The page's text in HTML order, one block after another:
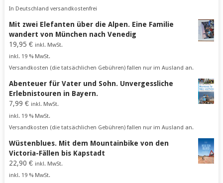
In Deutschland versandkostenfrei
Mit zwei Elefanten über die Alpen. Eine Familie
wandert von München nach Venedig
19,95 € inkl. MwSt.
inkl. 19 % MwSt.
Versandkosten (die tatsächlichen Gebühren) fallen nur im Ausland an.
Abenteuer für Vater und Sohn. Unvergessliche
Erlebnistouren in Bayern.
7,99 € inkl. MwSt.
inkl. 19 % MwSt.
Versandkosten (die tatsächlichen Gebühren) fallen nur im Ausland an.
Wüstenblues. Mit dem Mountainbike von den
Victoria-Fällen bis Kapstadt
22,90 € inkl. MwSt.
inkl. 19 % MwSt.